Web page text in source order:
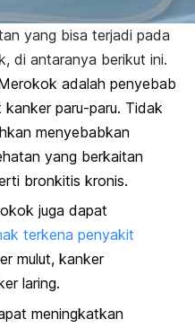
yang bisa terjadi pada
di antaranya berikut ini.
adalah penyebab
kanker paru-paru. Tidak
menyebabkan
yang berkaitan
bronkitis kronis.
juga dapat
terkena penyakit
mulut, kanker
laring.
meningkatkan